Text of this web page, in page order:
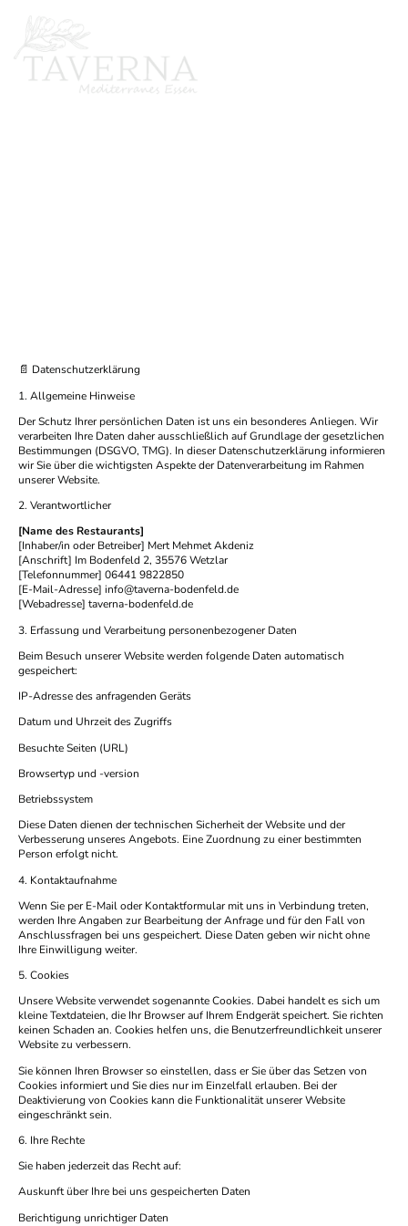
📄 Datenschutzerklärung
1. Allgemeine Hinweise
Der Schutz Ihrer persönlichen Daten ist uns ein besonderes Anliegen. Wir
verarbeiten Ihre Daten daher ausschließlich auf Grundlage der gesetzlichen
Bestimmungen (DSGVO, TMG). In dieser Datenschutzerklärung informieren
wir Sie über die wichtigsten Aspekte der Datenverarbeitung im Rahmen
unserer Website.
2. Verantwortlicher
[Name des Restaurants]
[Inhaber/in oder Betreiber] Mert Mehmet Akdeniz
[Anschrift] Im Bodenfeld 2, 35576 Wetzlar
[Telefonnummer] 06441 9822850
[E-Mail-Adresse] info@taverna-bodenfeld.de
[Webadresse] taverna-bodenfeld.de
3. Erfassung und Verarbeitung personenbezogener Daten
Beim Besuch unserer Website werden folgende Daten automatisch
gespeichert:
IP-Adresse des anfragenden Geräts
Datum und Uhrzeit des Zugriffs
Besuchte Seiten (URL)
Browsertyp und -version
Betriebssystem
Diese Daten dienen der technischen Sicherheit der Website und der
Verbesserung unseres Angebots. Eine Zuordnung zu einer bestimmten
Person erfolgt nicht.
4. Kontaktaufnahme
Wenn Sie per E-Mail oder Kontaktformular mit uns in Verbindung treten,
werden Ihre Angaben zur Bearbeitung der Anfrage und für den Fall von
Anschlussfragen bei uns gespeichert. Diese Daten geben wir nicht ohne
Ihre Einwilligung weiter.
5. Cookies
Unsere Website verwendet sogenannte Cookies. Dabei handelt es sich um
kleine Textdateien, die Ihr Browser auf Ihrem Endgerät speichert. Sie richten
keinen Schaden an. Cookies helfen uns, die Benutzerfreundlichkeit unserer
Website zu verbessern.
Sie können Ihren Browser so einstellen, dass er Sie über das Setzen von
Cookies informiert und Sie dies nur im Einzelfall erlauben. Bei der
Deaktivierung von Cookies kann die Funktionalität unserer Website
eingeschränkt sein.
6. Ihre Rechte
Sie haben jederzeit das Recht auf:
Auskunft über Ihre bei uns gespeicherten Daten
Berichtigung unrichtiger Daten